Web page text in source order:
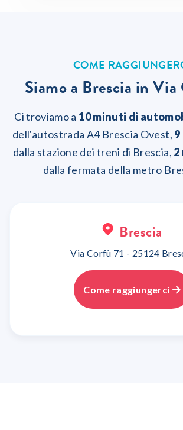
COME
Siamo a Brescia in Via
Ci troviamo a 10 minuti di
dell'autostrada A4 Brescia Ovest,
dalla stazione dei treni di Brescia, 2
dalla fermata della metro
Brescia
Via Corfù 71 - 25124
Come raggiungerci 